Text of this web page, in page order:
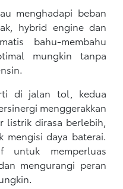
menghadapi beban
hybrid engine dan
bahu-membahu
mungkin tanpa
di jalan tol, kedua
menggerakkan
listrik dirasa berlebih,
mengisi daya baterai.
untuk memperluas
mengurangi peran